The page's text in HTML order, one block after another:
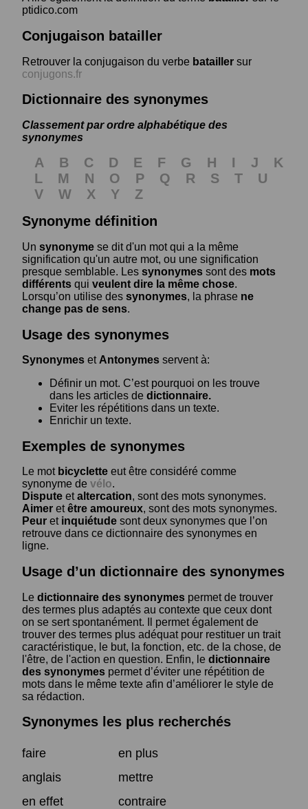
ptidico.com
Conjugaison batailler
Retrouver la conjugaison du verbe batailler sur
conjugons.fr
Dictionnaire des synonymes
Classement par ordre alphabétique des
synonymes
A B C D E F G H I J
K
L
M N O P Q R S T
U
V
W X Y
Z
Synonyme définition
Un synonyme se dit d'un mot qui a la même
signification qu'un autre mot, ou une signification
presque semblable. Les synonymes sont des mots
différents qui veulent dire la même chose.
Lorsqu’on utilise des synonymes, la phrase ne
change pas de sens.
Usage des synonymes
Synonymes et Antonymes servent à:
Définir un mot. C’est pourquoi on les trouve
dans les articles de dictionnaire.
Eviter les répétitions dans un texte.
Enrichir un texte.
Exemples de synonymes
Le mot bicyclette eut être considéré comme
synonyme de vélo.
Dispute etaltercation, sont des mots synonymes.
Aimer etêtre amoureux, sont des mots synonymes.
Peur et inquiétude sont deux synonymes que l’on
retrouve dans ce dictionnaire des synonymes en
ligne.
Usage d’un dictionnaire des synonymes
Le dictionnaire des synonymes permet de trouver
des termes plus adaptés au contexte que ceux dont
on se sert spontanément. Il permet également de
trouver des termes plus adéquat pour restituer un trait
caractéristique, le but, la fonction, etc. de la chose, de
l'être, de l'action en question. Enfin, le dictionnaire
des synonymes permet d’éviter une répétition de
mots dans le même texte afin d’améliorer le style de
sa rédaction.
Synonymes les plus recherchés
faire
en plus
anglais
mettre
en effet
contraire